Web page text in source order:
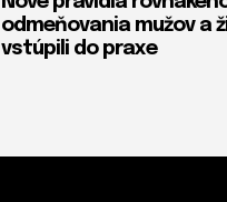
odmeňovania mužov a
vstúpili do praxe